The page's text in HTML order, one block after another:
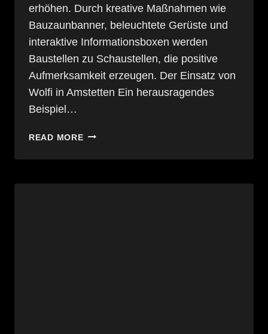
erhöhen. Durch kreative Maßnahmen wie
Bauzaunbanner, beleuchtete Gerüste und
interaktive Informationsboxen werden
Baustellen zu Schaustellen, die positive
Aufmerksamkeit erzeugen​. Der Einsatz von
Wolfi in Amstetten Ein herausragendes
Beispiel…
READ MOREBAUSTELLENMARKETING:
KOMMUNIKATION